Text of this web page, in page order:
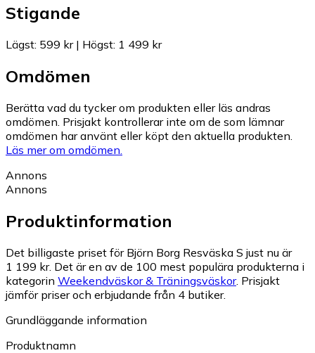
Stigande
Lägst: 599 kr| Högst: 1 499 kr
Omdömen
Berätta vad du tycker om produkten eller läs andras
omdömen. Prisjakt kontrollerar inte om de som lämnar
omdömen har använt eller köpt den aktuella produkten.
Läs mer om omdömen.
Annons
Annons
Produktinformation
Det billigaste priset för Björn Borg Resväska S just nu är
1 199 kr. Det är en av de 100 mest populära produkterna i
kategorin Weekendväskor & Träningsväskor. Prisjakt
jämför priser och erbjudande från 4 butiker.
Grundläggande information
Produktnamn